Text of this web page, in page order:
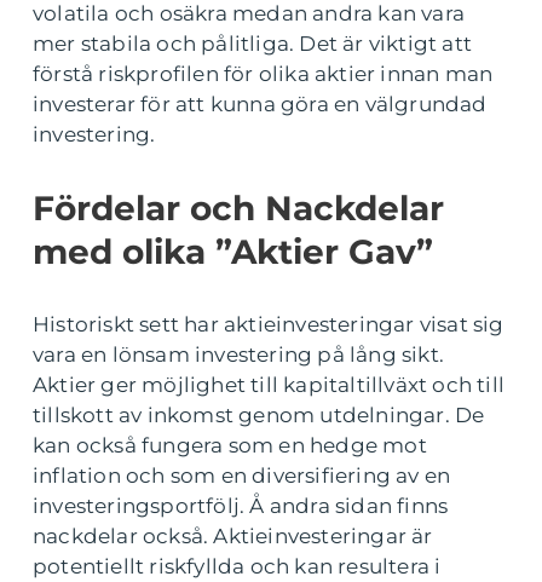
volatila och osäkra medan andra kan vara
mer stabila och pålitliga. Det är viktigt att
förstå riskprofilen för olika aktier innan man
investerar för att kunna göra en välgrundad
investering.
Fördelar och Nackdelar
med olika ”Aktier Gav”
Historiskt sett har aktieinvesteringar visat sig
vara en lönsam investering på lång sikt.
Aktier ger möjlighet till kapitaltillväxt och till
tillskott av inkomst genom utdelningar. De
kan också fungera som en hedge mot
inflation och som en diversifiering av en
investeringsportfölj. Å andra sidan finns
nackdelar också. Aktieinvesteringar är
potentiellt riskfyllda och kan resultera i